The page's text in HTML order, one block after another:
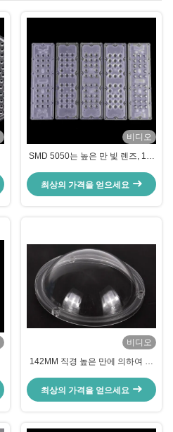
비디오
SMD 5050는 높은 만 빛 렌즈, 1개
236x70mm에 대하여 28를 지도했
최상의 가격을 얻으세요
비디오
142MM 직경 높은 만에 의하여 지
PC 덮개 91% Tranmittance
최상의 가격을 얻으세요